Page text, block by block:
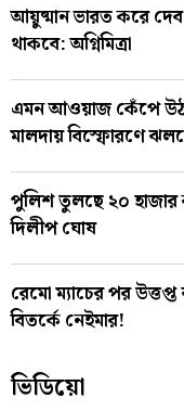
আয়ুষ্মান ভারত করে
থাকবে: অগ্নিমিত্রা
এমন আওয়াজ কেঁপে
মালদায় বিস্ফোরণে
পুলিশ তুলছে ২০
দিলীপ ঘোষ
রেমো ম্যাচের পর
বিতর্কে নেইমার!
ভিডিয়ো